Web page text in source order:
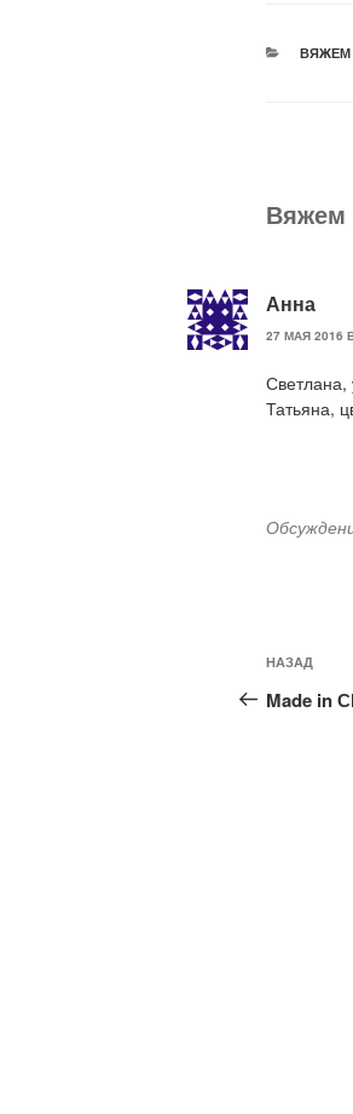
ВЯЖЕМ
Вяжем
Анна
27 МАЯ 2016
Светлана,
Татьяна,
по
запись:
НАЗАД
Made in